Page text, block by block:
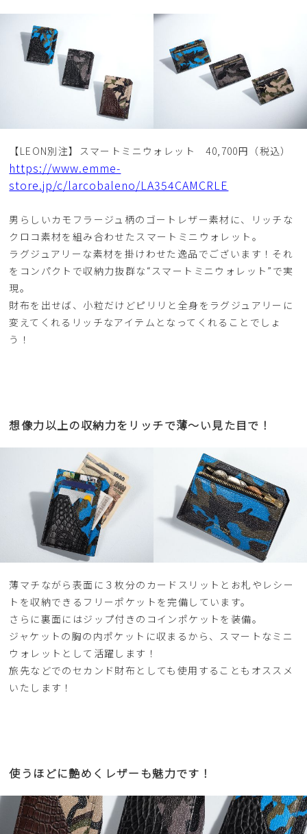
【LEON別注】スマートミニウォレット 40,700円（税込）
https://www.emme-
store.jp/c/larcobaleno/LA354CAMCRLE
男らしいカモフラージュ柄のゴートレザー素材に、リッチな
クロコ素材を組み合わせたスマートミニウォレット。
ラグジュアリーな素材を掛けわせた逸品でございます！それ
をコンパクトで収納力抜群な“スマートミニウォレット”で実
現。
財布を出せば、小粒だけどピリリと全身をラグジュアリーに
変えてくれるリッチなアイテムとなってくれることでしょ
う！
想像力以上の収納力をリッチで薄〜い見た目で！
薄マチながら表面に３枚分のカードスリットとお札やレシー
トを収納できるフリーポケットを完備しています。
さらに裏面にはジップ付きのコインポケットを装備。
ジャケットの胸の内ポケットに収まるから、スマートなミニ
ウォレットとして活躍します！
旅先などでのセカンド財布としても使用することもオススメ
いたします！
使うほどに艶めくレザーも魅力です！